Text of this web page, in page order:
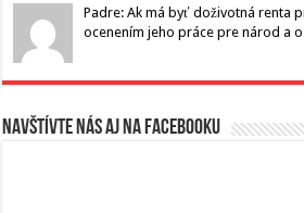
Padre: Ak má byť doživotná renta
ocenením jeho práce pre národ a
Navštívte nás aj na Facebooku